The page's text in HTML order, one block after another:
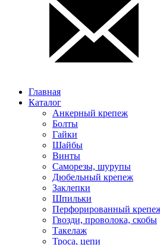
Главная
Каталог
Анкерный крепеж
Болты
Гайки
Шайбы
Винты
Саморезы, шурупы
Дюбельный крепеж
Заклепки
Шпильки
Перфорированный
Гвозди, проволока, скобы
Такелаж
Троса, цепи